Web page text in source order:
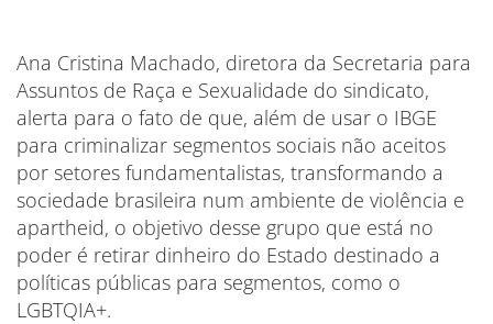
Ana Cristina Machado, diretora da Secretaria para
Assuntos de Raça e Sexualidade do sindicato,
alerta para o fato de que, além de usar o IBGE
para criminalizar segmentos sociais não aceitos
por setores fundamentalistas, transformando a
sociedade brasileira num ambiente de violência e
apartheid, o objetivo desse grupo que está no
poder é retirar dinheiro do Estado destinado a
políticas públicas para segmentos, como o
LGBTQIA+.